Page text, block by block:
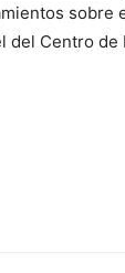
sobre
del Centro